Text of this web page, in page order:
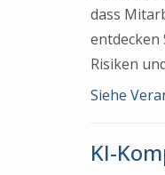
dass
entdecken
Risiken
Siehe
KI-